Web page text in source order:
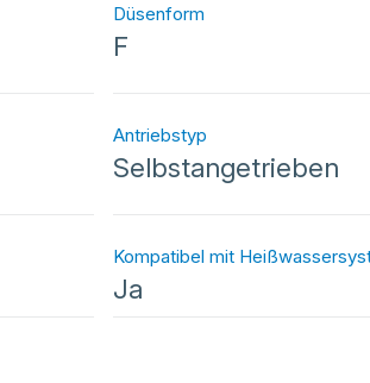
Düsenform
F
Antriebstyp
Selbstangetrieben
Kompatibel mit
Ja